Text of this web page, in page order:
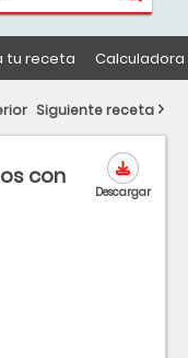
tu receta
con
Descargar
Siguiente receta